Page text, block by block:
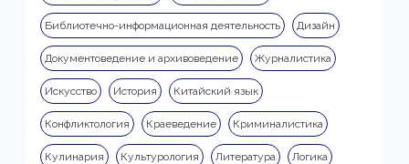
Библиотечно-информационная деятельность Дизайн
Документоведение и архивоведение Журналистика
Искусство История Китайский язык
Конфликтология Краеведение Криминалистика
Кулинария Культурология Литература Логика